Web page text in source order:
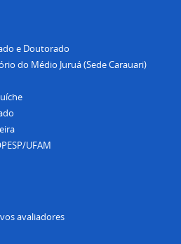
e Doutorado
do Médio Juruá (Sede Carauari)
UFAM
avaliadores